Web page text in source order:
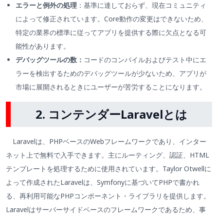
エラーと例外の処理 ：基準に達しておらず、現在コミュニティ
によって修正されています。Core動作の変更はできないため、
特定の業界の標準に従ってアプリを提供する際に欠点となる可
能性があります。
デバッグツールの数： コードのコンパイルおよびテスト中にエ
ラーを検出するためのデバッグツールが少ないため、アプリが
市場に展開されるときにユーザーが苦労することになります。
2. コンテンダーLaravelとは
Laravelは、PHPベースのWebフレームワークであり、インター
ネット上で無料で入手できます。主にルーティング、認証、HTML
テンプレートを処理するために使用されています。Taylor Otwellに
よって作成されたLaravelは、Symfonyに基づいてPHPで書かれ
る、再利用可能なPHPコンポーネント・ライブラリを提供します。
Laravelはサーバーサイドベースのフレームワークであるため、事